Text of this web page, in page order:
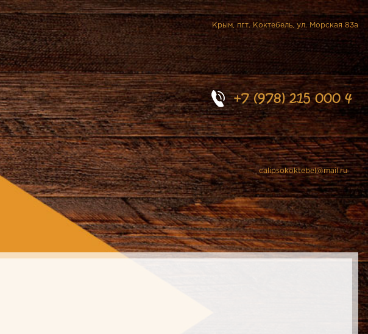
Крым, пгт. Коктебель, ул. Морская 83а
+7 (978) 215 000 4
calipsokoktebel@mail.ru